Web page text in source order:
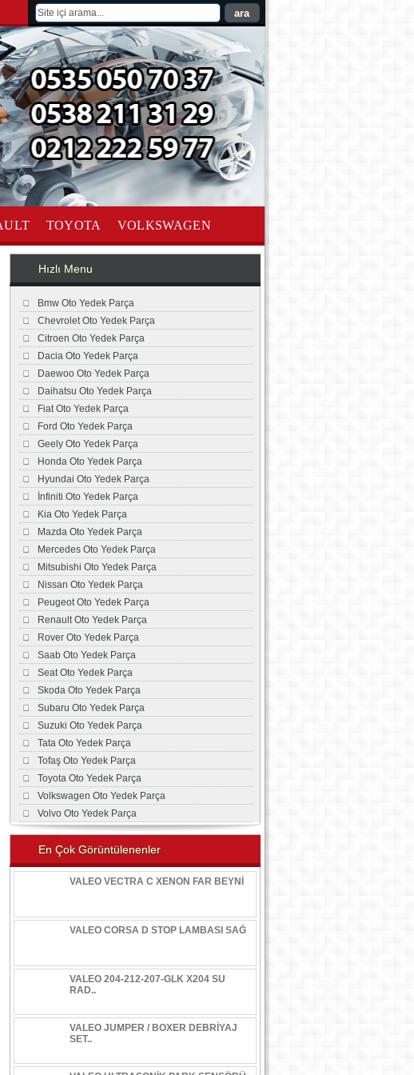
TOYOTA VOLKSWAGEN
Hızlı Menu
Bmw Oto Yedek Parça
Chevrolet Oto Yedek Parça
Citroen Oto Yedek Parça
Dacia Oto Yedek Parça
Daewoo Oto Yedek Parça
Daihatsu Oto Yedek Parça
Fiat Oto Yedek Parça
Ford Oto Yedek Parça
Geely Oto Yedek Parça
Honda Oto Yedek Parça
Hyundai Oto Yedek Parça
İnfiniti Oto Yedek Parça
Kia Oto Yedek Parça
Mazda Oto Yedek Parça
Mercedes Oto Yedek Parça
Mitsubishi Oto Yedek Parça
Nissan Oto Yedek Parça
Peugeot Oto Yedek Parça
Renault Oto Yedek Parça
Rover Oto Yedek Parça
Saab Oto Yedek Parça
Seat Oto Yedek Parça
Skoda Oto Yedek Parça
Subaru Oto Yedek Parça
Suzuki Oto Yedek Parça
Tata Oto Yedek Parça
Tofaş Oto Yedek Parça
Toyota Oto Yedek Parça
Volkswagen Oto Yedek Parça
Volvo Oto Yedek Parça
En Çok Görüntülenenler
VALEO VECTRA C XENON FAR BEYNİ
VALEO CORSA D STOP LAMBASI SAĞ
VALEO 204-212-207-GLK X204 SU
RAD..
VALEO JUMPER / BOXER DEBRİYAJ
SET..